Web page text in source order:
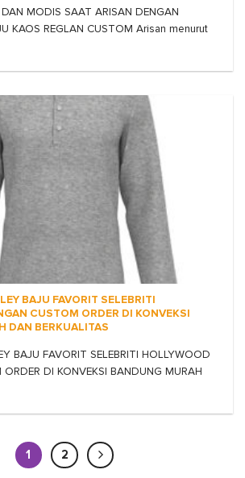
MODIS SAAT ARISAN DENGAN
KAOS REGLAN CUSTOM Arisan menurut
BAJU FAVORIT SELEBRITI
CUSTOM ORDER DI KONVEKSI
DAN BERKUALITAS
BAJU FAVORIT SELEBRITI HOLLYWOOD
DI KONVEKSI BANDUNG MURAH
1 2